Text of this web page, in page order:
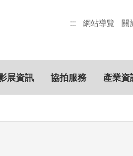
::: 網站導覽 關
展資訊 協拍服務 產業資